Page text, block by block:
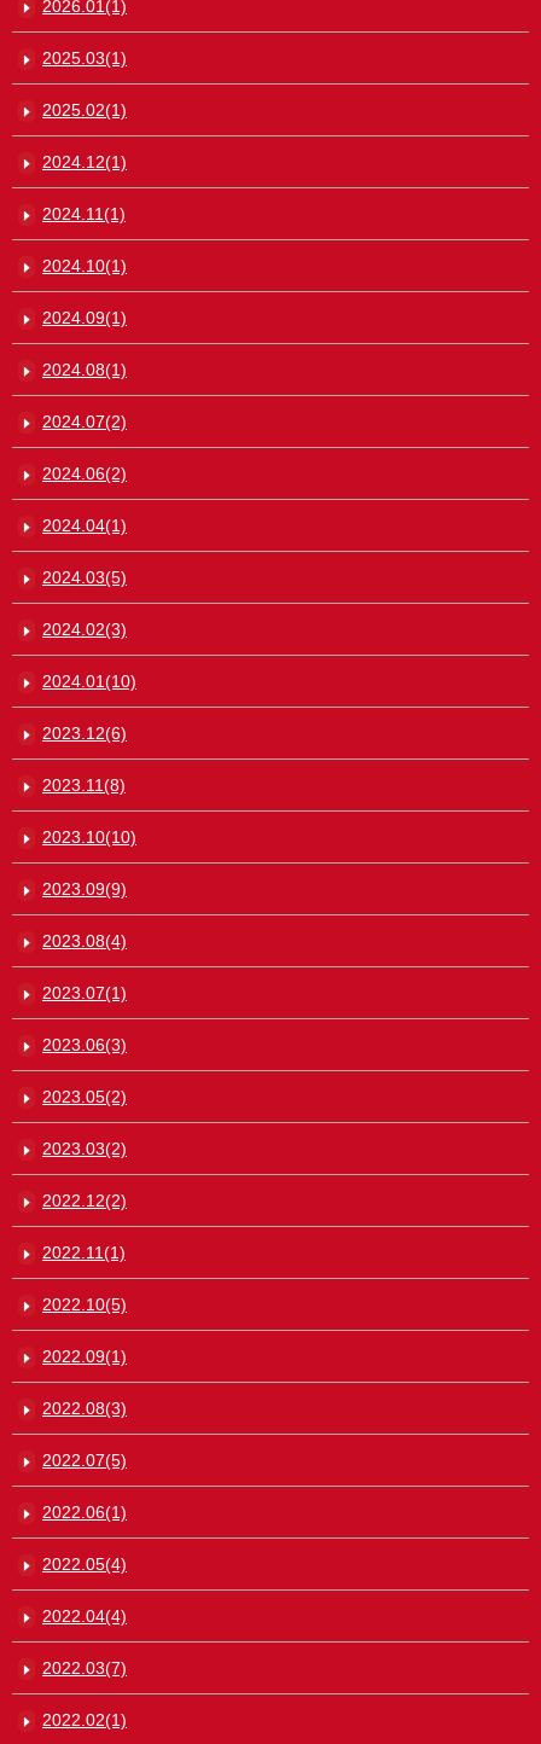
2026.01(1)
2025.03(1)
2025.02(1)
2024.12(1)
2024.11(1)
2024.10(1)
2024.09(1)
2024.08(1)
2024.07(2)
2024.06(2)
2024.04(1)
2024.03(5)
2024.02(3)
2024.01(10)
2023.12(6)
2023.11(8)
2023.10(10)
2023.09(9)
2023.08(4)
2023.07(1)
2023.06(3)
2023.05(2)
2023.03(2)
2022.12(2)
2022.11(1)
2022.10(5)
2022.09(1)
2022.08(3)
2022.07(5)
2022.06(1)
2022.05(4)
2022.04(4)
2022.03(7)
2022.02(1)